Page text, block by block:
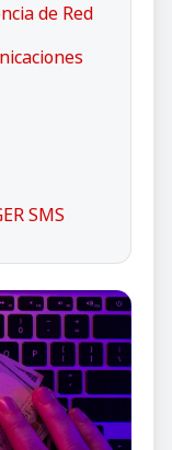
de Red
SMS